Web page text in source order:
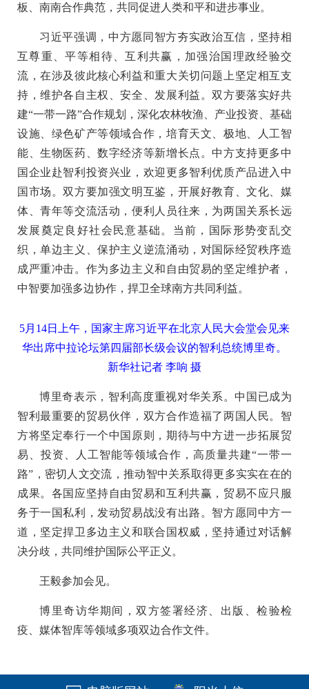
板、南南合作典范，共同促进人类和平和进步事业。
习近平强调，中方愿同智方夯实政治互信，坚持相
互尊重、平等相待、互利共赢，加强治国理政经验交
流，在涉及彼此核心利益和重大关切问题上坚定相互支
持，维护各自主权、安全、发展利益。双方要落实好共
建“一带一路”合作规划，深化农林牧渔、产业投资、基础
设施、绿色矿产等领域合作，培育天文、极地、人工智
能、生物医药、数字经济等新增长点。中方支持更多中
国企业赴智利投资兴业，欢迎更多智利优质产品进入中
国市场。双方要加强文明互鉴，开展好教育、文化、媒
体、青年等交流活动，便利人员往来，为两国关系长远
发展奠定良好社会民意基础。当前，国际形势变乱交
织，单边主义、保护主义逆流涌动，对国际经贸秩序造
成严重冲击。作为多边主义和自由贸易的坚定维护者，
中智要加强多边协作，捍卫全球南方共同利益。
5月14日上午，国家主席习近平在北京人民大会堂会见来
华出席中拉论坛第四届部长级会议的智利总统博里奇。
新华社记者 李响 摄
博里奇表示，智利高度重视对华关系。中国已成为
智利最重要的贸易伙伴，双方合作造福了两国人民。智
方将坚定奉行一个中国原则，期待与中方进一步拓展贸
易、投资、人工智能等领域合作，高质量共建“一带一
路”，密切人文交流，推动智中关系取得更多实实在在的
成果。各国应坚持自由贸易和互利共赢，贸易不应只服
务于一国私利，发动贸易战没有出路。智方愿同中方一
道，坚定捍卫多边主义和联合国权威，坚持通过对话解
决分歧，共同维护国际公平正义。
王毅参加会见。
博里奇访华期间，双方签署经济、出版、检验检
疫、媒体智库等领域多项双边合作文件。